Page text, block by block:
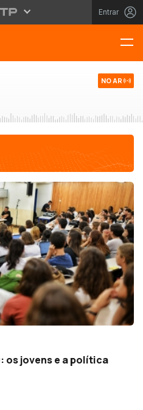
Entrar
NO AR
os jovens e a política